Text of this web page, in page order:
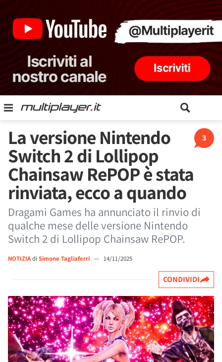
3
La versione Nintendo
Switch 2 di Lollipop
Chainsaw RePOP è stata
rinviata, ecco a quando
Dragami Games ha annunciato il rinvio di
qualche mese delle versione Nintendo
Switch 2 di Lollipop Chainsaw RePOP.
NOTIZIAdi Simone Tagliaferri — 14/11/2025
CONDIVIDI